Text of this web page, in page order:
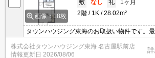
画像：18枚
敷
なし 礼
1ヶ月
2階
1K 28.02m²
タウンハウジング東海のお取扱い物件です。
などお気軽にお問い合わせください。
株式会社タウンハウジング東海 名古屋駅前店
情報更新日 2026/08/06